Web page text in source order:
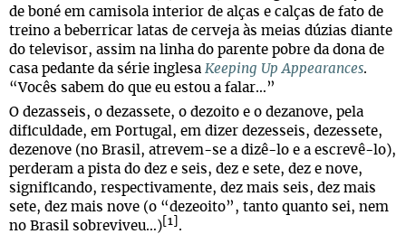
de boné em camisola interior de alças e calças de fato de
treino a beberricar latas de cerveja às meias dúzias diante
do televisor, assim na linha do parente pobre da dona de
casa pedante da série inglesa Keeping Up Appearances.
“Vocês sabem do que eu estou a falar…”
O dezasseis, o dezassete, o dezoito e o dezanove, pela
dificuldade, em Portugal, em dizer dezesseis, dezessete,
dezenove (no Brasil, atrevem-se a dizê-lo e a escrevê-lo),
perderam a pista do dez e seis, dez e sete, dez e nove,
significando, respectivamente, dez mais seis, dez mais
sete, dez mais nove (o “dezeoito”, tanto quanto sei, nem
no Brasil sobreviveu…) [1] .